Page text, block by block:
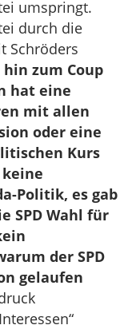
umspringt.
durch die
Schröders
hin zum Coup
hat eine
mit allen
oder eine
Kurs
keine
Politik, es gab
SPD Wahl für
der SPD
gelaufen